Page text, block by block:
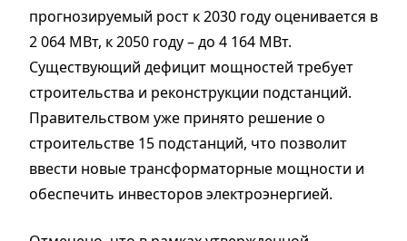
прогнозируемый рост к 2030 году оценивается в
2 064 МВт, к 2050 году – до 4 164 МВт.
Существующий дефицит мощностей требует
строительства и реконструкции подстанций.
Правительством уже принято решение о
строительстве 15 подстанций, что позволит
ввести новые трансформаторные мощности и
обеспечить инвесторов электроэнергией.